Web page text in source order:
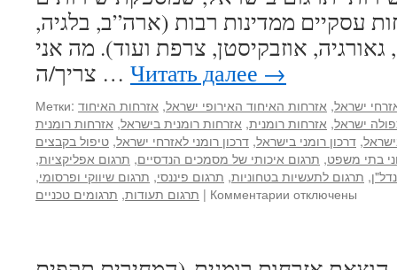
עסקיים ממדינות רבות (ארה”ב, בלגיה,
גאורגיה, אוזבקיסטן, צרפת ועוד). מה אני
צריך/ה … Читать далее →
Метки: ישראל, אזרחות האיחוד האירופי ישראל, אזרחות האיחוד
ישראל, אזרחות רומנית, אזרחות רומנית בישראל, אזרחות רומנית
, דרכון רומני בישראל, דרכון רומני לאזרחי ישראל, טיפול בקבצים
בתי משפט, תרגום איכותי של מסמכים הנדסיים, תרגום אפליקציות,
, תרגום לתעשיות בטחוניות, תרגום פיננסי, תרגום שיווקי ופרסומי,
תרגום תעודות, תרגומים טכניים | Комментарии к
אזרחות
отключены